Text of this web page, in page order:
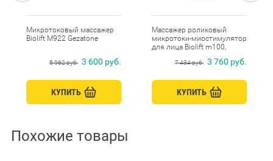
Микротоковый массажер
Biolift M922 Gezatone
5 962 руб. 3 600 руб.
КУПИТЬ
Массажер роликовый
микротоки-миостимулятор
для лица Biolift m100,
7 434 руб. 3 760 руб.
КУПИТЬ
Похожие товары